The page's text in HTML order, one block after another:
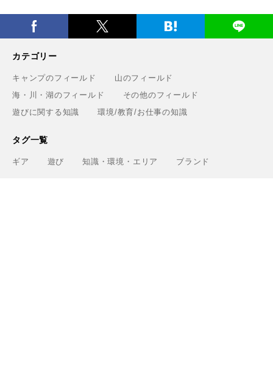
カテゴリー
キャンプのフィールド
山のフィールド
海・川・湖のフィールド
その他のフィールド
遊びに関する知識
環境/教育/お仕事の知識
タグ一覧
ギア 遊び 知識・環境・エリア ブランド